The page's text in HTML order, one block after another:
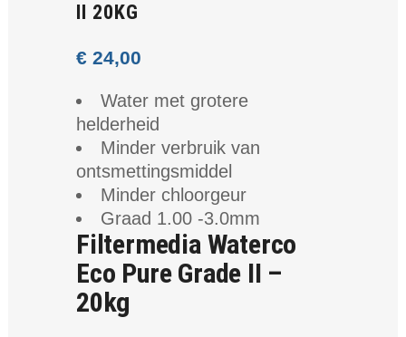
II 20KG
€ 24,00
Water met grotere
helderheid
Minder verbruik van
ontsmettingsmiddel
Minder chloorgeur
Graad 1.00 -3.0mm
Filtermedia Waterco
Eco Pure Grade II –
20kg